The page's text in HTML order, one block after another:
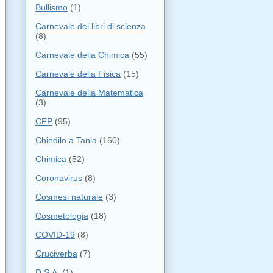
Bullismo (1)
Carnevale dei libri di scienza
(8)
Carnevale della Chimica (55)
Carnevale della Fisica (15)
Carnevale della Matematica
(3)
CFP (95)
Chiedilo a Tania (160)
Chimica (52)
Coronavirus (8)
Cosmesi naturale (3)
Cosmetologia (18)
COVID-19 (8)
Cruciverba (7)